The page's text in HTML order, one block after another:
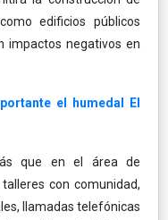
edificios públicos
impactos negativos en
el humedal El
que en el área de
con comunidad,
llamadas telefónicas